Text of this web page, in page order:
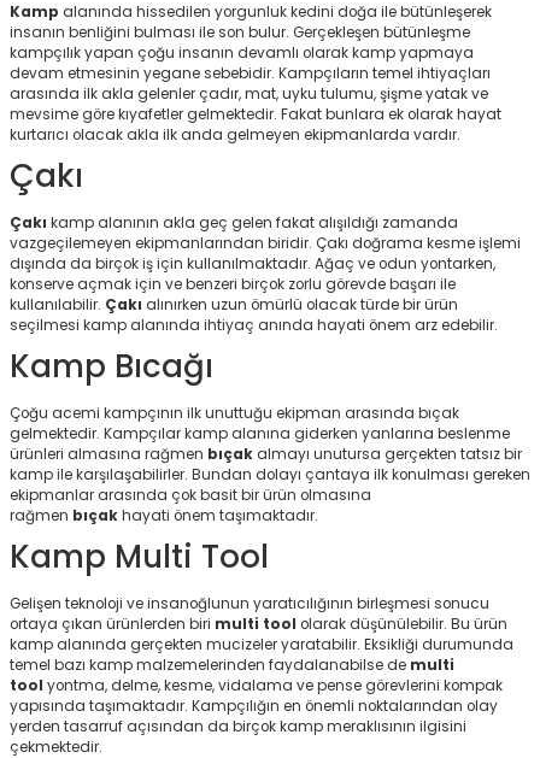
KARGO BEDAVA
KARGO BEDAVA
Kamp alanında hissedilen yorgunluk kedini doğa ile bütünleşerek
insanın benliğini bulması ile son bulur. Gerçekleşen bütünleşme
kampçılık yapan çoğu insanın devamlı olarak kamp yapmaya
devam etmesinin yegane sebebidir. Kampçıların temel ihtiyaçları
arasında ilk akla gelenler çadır, mat, uyku tulumu, şişme yatak ve
mevsime göre kıyafetler gelmektedir. Fakat bunlara ek olarak hayat
kurtarıcı olacak akla ilk anda gelmeyen ekipmanlarda vardır.
Çakı
Çakı kamp alanının akla geç gelen fakat alışıldığı zamanda
vazgeçilemeyen ekipmanlarından biridir. Çakı doğrama kesme işlemi
dışında da birçok iş için kullanılmaktadır. Ağaç ve odun yontarken,
konserve açmak için ve benzeri birçok zorlu görevde başarı ile
kullanılabilir. Çakı alınırken uzun ömürlü olacak türde bir ürün
seçilmesi kamp alanında ihtiyaç anında hayati önem arz edebilir.
Kamp Bıcağı
Çoğu acemi kampçının ilk unuttuğu ekipman arasında bıçak
gelmektedir. Kampçılar kamp alanına giderken yanlarına beslenme
ürünleri almasına rağmen bıçakalmayı unutursa gerçekten tatsız bir
kamp ile karşılaşabilirler. Bundan dolayı çantaya ilk konulması gereken
ekipmanlar arasında çok basit bir ürün olmasına
rağmen bıçakhayati önem taşımaktadır.
Kamp Multi Tool
Gelişen teknoloji ve insanoğlunun yaratıcılığının birleşmesi sonucu
ortaya çıkan ürünlerden biri multi tool olarak düşünülebilir. Bu ürün
kamp alanında gerçekten mucizeler yaratabilir. Eksikliği durumunda
temel bazı kamp malzemelerinden faydalanabilse de multi
tool yontma, delme, kesme, vidalama ve pense görevlerini kompak
yapısında taşımaktadır. Kampçılığın en önemli noktalarından olay
yerden tasarruf açısından da birçok kamp meraklısının ilgisini
çekmektedir.